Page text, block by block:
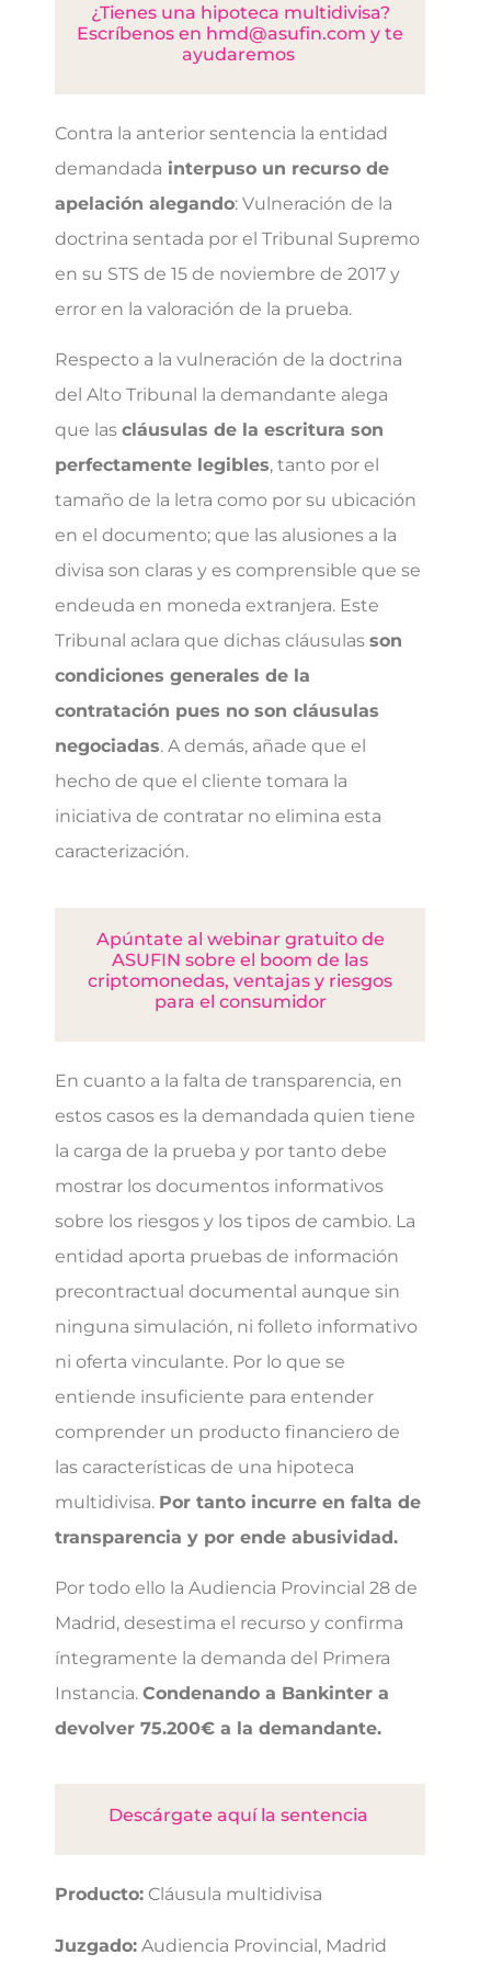
¿Tienes una hipoteca multidivisa?
Escríbenos en hmd@asufin.com y te
ayudaremos
Contra la anterior sentencia la entidad
demandada interpuso un recurso de
apelación alegando: Vulneración de la
doctrina sentada por el Tribunal Supremo
en su STS de 15 de noviembre de 2017 y
error en la valoración de la prueba.
Respecto a la vulneración de la doctrina
del Alto Tribunal la demandante alega
que las cláusulas de la escritura son
perfectamente legibles, tanto por el
tamaño de la letra como por su ubicación
en el documento; que las alusiones a la
divisa son claras y es comprensible que se
endeuda en moneda extranjera. Este
Tribunal aclara que dichas cláusulas son
condiciones generales de la
contratación pues no son cláusulas
negociadas. A demás, añade que el
hecho de que el cliente tomara la
iniciativa de contratar no elimina esta
caracterización.
Apúntate al webinar gratuito de
ASUFIN sobre el boom de las
criptomonedas, ventajas y riesgos
para el consumidor
En cuanto a la falta de transparencia, en
estos casos es la demandada quien tiene
la carga de la prueba y por tanto debe
mostrar los documentos informativos
sobre los riesgos y los tipos de cambio. La
entidad aporta pruebas de información
precontractual documental aunque sin
ninguna simulación, ni folleto informativo
ni oferta vinculante. Por lo que se
entiende insuficiente para entender
comprender un producto financiero de
las características de una hipoteca
multidivisa. Por tanto incurre en falta de
transparencia y por ende abusividad.
Por todo ello la Audiencia Provincial 28 de
Madrid, desestima el recurso y confirma
íntegramente la demanda del Primera
Instancia. Condenando a Bankinter a
devolver 75.200€ a la demandante.
Descárgate aquí la sentencia
Producto: Cláusula multidivisa
Juzgado: Audiencia Provincial, Madrid